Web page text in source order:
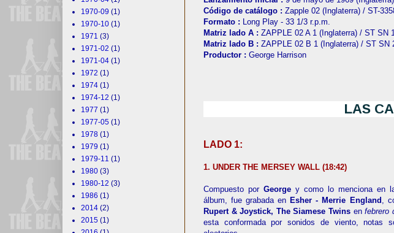
Código de catálogo : Zapple 02 (Inglaterra) / ST-
Formato :
Long Play - 33 1/3 r.p.m.
Matriz lado A : ZAPPLE 02 A 1 (Inglaterra) / ST SN
Matriz lado B : ZAPPLE 02 B 1 (Inglaterra) / ST SN
Productor : George Harrison
LAS
LADO 1:
1. UNDER THE MERSEY WALL (18:42)
Compuesto por George y como lo menciona en
álbum, fue grabada en Esher - Merrie England
,
Rupert & Joystick, The Siamese Twins enfebrero
esta conformada por sonidos de viento, notas
1970-09 (1)
1970-10 (1)
1971 (3)
1971-02 (1)
1971-04 (1)
1972 (1)
1974 (1)
1974-12 (1)
1977 (1)
1977-05 (1)
1978 (1)
1979 (1)
1979-11 (1)
1980 (3)
1980-12 (3)
1986 (1)
2014 (2)
2015 (1)